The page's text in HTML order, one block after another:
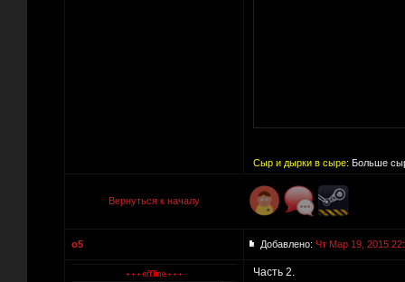
Сыр и дырки в сыре: Больше
Вернуться к началу
o5 Добавлено: Чт Мар 19, 2015
Часть 2.